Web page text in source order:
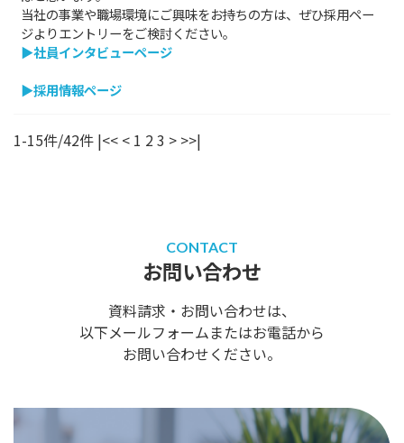
当社の事業や職場環境にご興味をお持ちの方は、ぜひ採用ペー
ジよりエントリーをご検討ください。
▶社員インタビューページ
▶採用情報ページ
1-15件/42件 |<< < 1 23 > >>|
CONTACT
お問い合わせ
資料請求・お問い合わせは、
以下メールフォームまたはお電話から
お問い合わせください。